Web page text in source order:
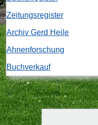
Zeitungsregister
Archiv Gerd Heile
Ahnenforschung
Buchverkauf